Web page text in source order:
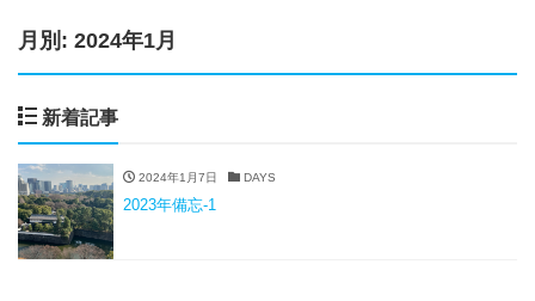
月別: 2024年1月
新着記事
2024年1月7日 DAYS
2023年備忘-1